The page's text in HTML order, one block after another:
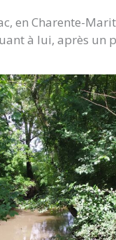
en Charente-
à lui, après un